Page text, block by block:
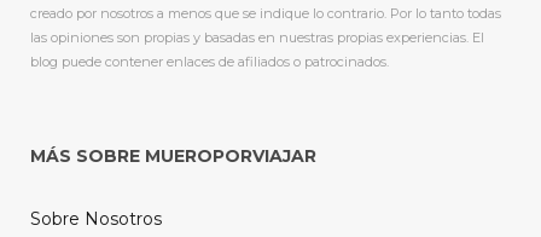
creado por nosotros a menos que se indique lo contrario. Por lo tanto todas
las opiniones son propias y basadas en nuestras propias experiencias. El
blog puede contener enlaces de afiliados o patrocinados.
MÁS SOBRE MUEROPORVIAJAR
Sobre Nosotros